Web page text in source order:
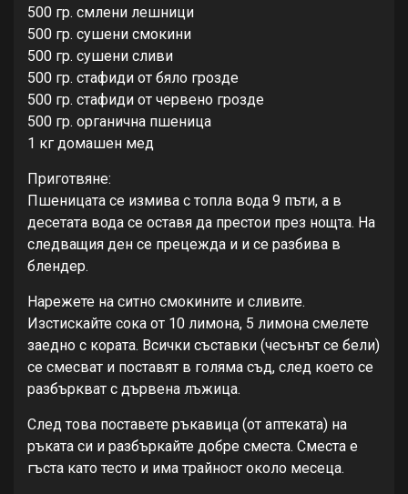
500 гр. смлени лешници
500 гр. сушени смокини
500 гр. сушени сливи
500 гр. стафиди от бяло грозде
500 гр. стафиди от червено грозде
500 гр. органична пшеница
1 кг домашен мед
Приготвяне:
Пшеницата се измива с топла вода 9 пъти, а в
десетата вода се оставя да престои през нощта. На
следващия ден се прецежда и и се разбива в
блендер.
Нарежете на ситно смокините и сливите.
Изстискайте сока от 10 лимона, 5 лимона смелете
заедно с кората. Всички съставки (чесънът се бели)
се смесват и поставят в голяма съд, след което се
разбъркват с дървена лъжица.
След това поставете ръкавица (от аптеката) на
ръката си и разбъркайте добре сместа. Сместа е
гъста като тесто и има трайност около месеца.